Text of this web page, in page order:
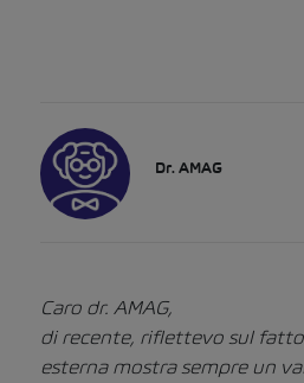
Dr. AMAG
Caro dr. AMAG,
di recente, riflettevo sul
esterna mostra sempre un